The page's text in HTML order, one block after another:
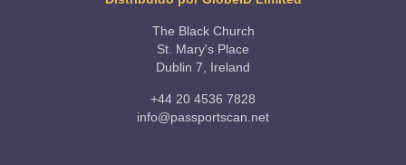
The Black Church
St. Mary's Place
Dublin 7, Ireland
+44 20 4536 7828
info@passportscan.net